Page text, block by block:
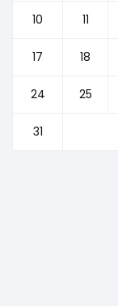
10 11
17 18
24 25
31